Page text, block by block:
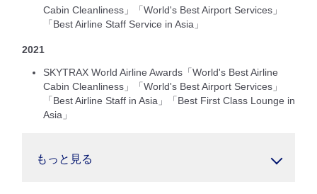
Cabin Cleanliness」「World's Best Airport Services」
「Best Airline Staff Service in Asia」
2021
SKYTRAX World Airline Awards「World's Best Airline
Cabin Cleanliness」「World's Best Airport Services」
「Best Airline Staff in Asia」「Best First Class Lounge in
Asia」
もっと見る